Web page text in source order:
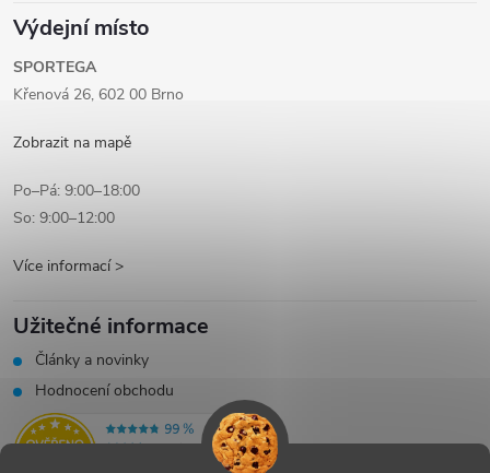
Výdejní místo
SPORTEGA
Křenová 26, 602 00 Brno
Zobrazit na mapě
Po–Pá: 9:00–18:00
So: 9:00–12:00
Více informací >
Užitečné informace
Články a novinky
Hodnocení obchodu